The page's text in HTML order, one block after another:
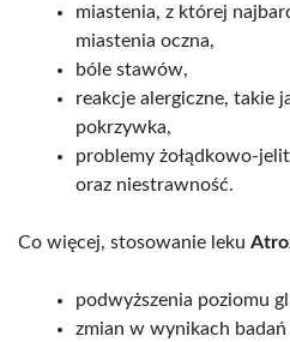
miastenia, z której
miastenia oczna,
bóle stawów,
reakcje alergiczne, takie
pokrzywka,
problemy żołądkowo-
oraz niestrawność.
Co więcej, stosowanie leku
podwyższenia poziomu
zmian w wynikach